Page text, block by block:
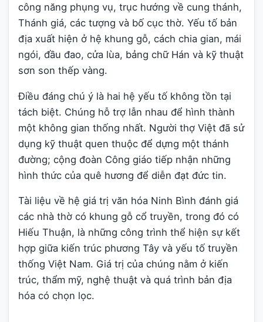
công năng phụng vụ, trục hướng về cung thánh,
Thánh giá, các tượng và bố cục thờ. Yếu tố bản
địa xuất hiện ở hệ khung gỗ, cách chia gian, mái
ngói, đầu đao, cửa lùa, bảng chữ Hán và kỹ thuật
sơn son thếp vàng.
Điều đáng chú ý là hai hệ yếu tố không tồn tại
tách biệt. Chúng hỗ trợ lẫn nhau để hình thành
một không gian thống nhất. Người thợ Việt đã sử
dụng kỹ thuật quen thuộc để dựng một thánh
đường; cộng đoàn Công giáo tiếp nhận những
hình thức của quê hương để diễn đạt đức tin.
Tài liệu về hệ giá trị văn hóa Ninh Bình đánh giá
các nhà thờ có khung gỗ cổ truyền, trong đó có
Hiếu Thuận, là những công trình thể hiện sự kết
hợp giữa kiến trúc phương Tây và yếu tố truyền
thống Việt Nam. Giá trị của chúng nằm ở kiến
trúc, thẩm mỹ, nghệ thuật và quá trình bản địa
hóa có chọn lọc.